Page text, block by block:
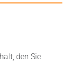
den Sie